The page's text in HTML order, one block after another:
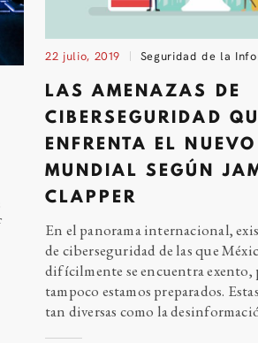
22 julio, 2019 Seguridad de la
LAS AMENAZAS DE
CIBERSEGURIDAD
ENFRENTA EL
MUNDIAL SEGÚN
CLAPPER
En el panorama internacional,
de ciberseguridad de las que
difícilmente se encuentra exento,
tampoco estamos preparados.
tan diversas como la